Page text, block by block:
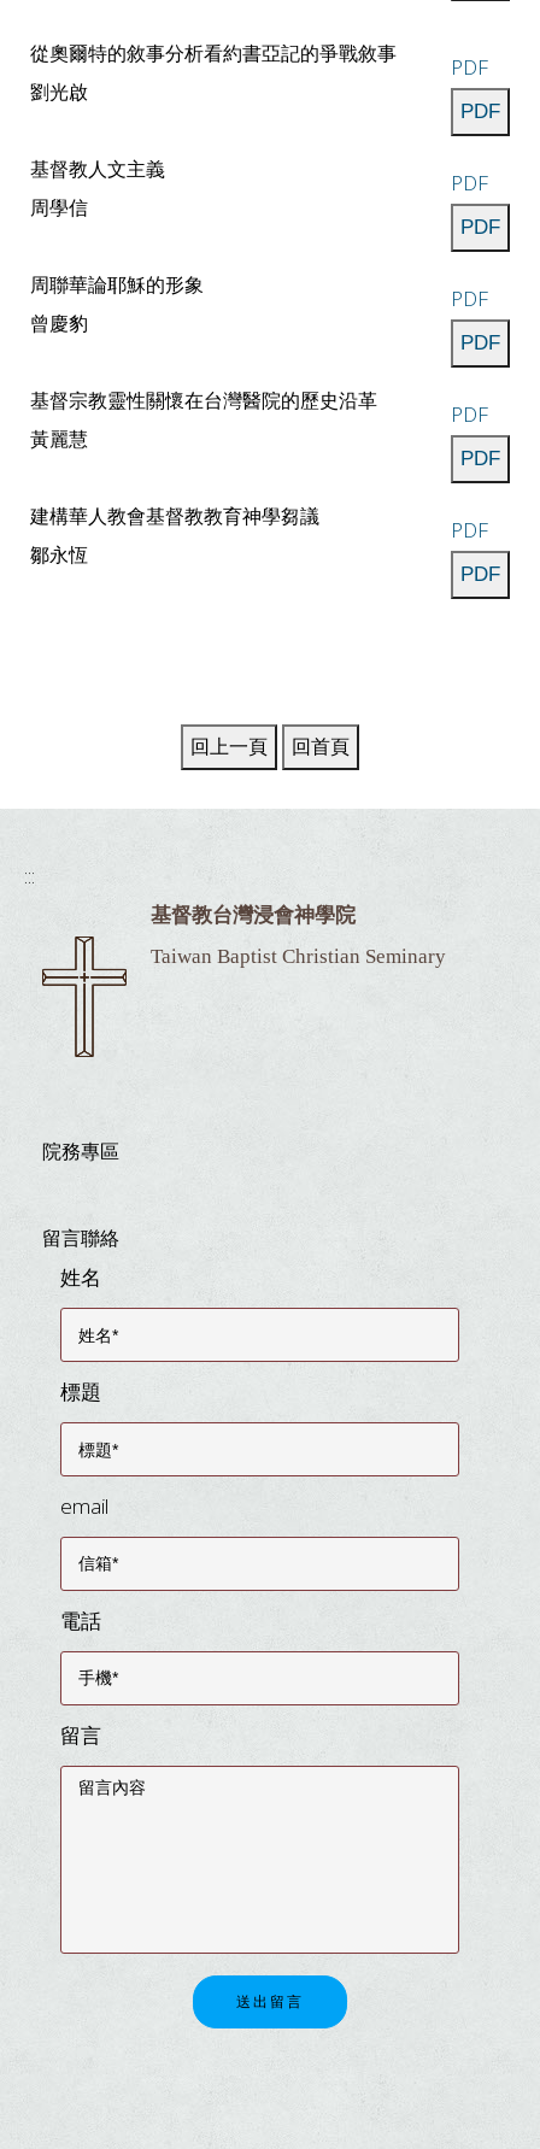
從奧爾特的敘事分析看約書亞記的爭戰敘事
劉光啟
PDF
基督教人文主義
周學信
PDF
周聯華論耶穌的形象
曾慶豹
PDF
基督宗教靈性關懷在台灣醫院的歷史沿革
黃麗慧
PDF
建構華人教會基督教教育神學芻議
鄒永恆
PDF
:::
基督教台灣浸會神學院
Taiwan Baptist Christian Seminary
院務專區
留言聯絡
姓名
標題
email
電話
留言
送出留言